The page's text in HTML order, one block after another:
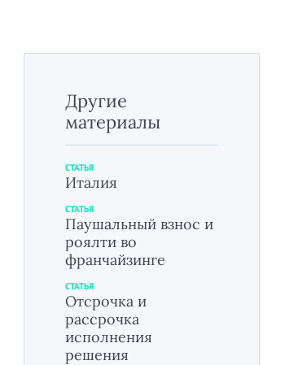
Другие
материалы
СТАТЬЯ
Италия
СТАТЬЯ
Паушальный взнос и
роялти во
франчайзинге
СТАТЬЯ
Отсрочка и
рассрочка
исполнения
решения